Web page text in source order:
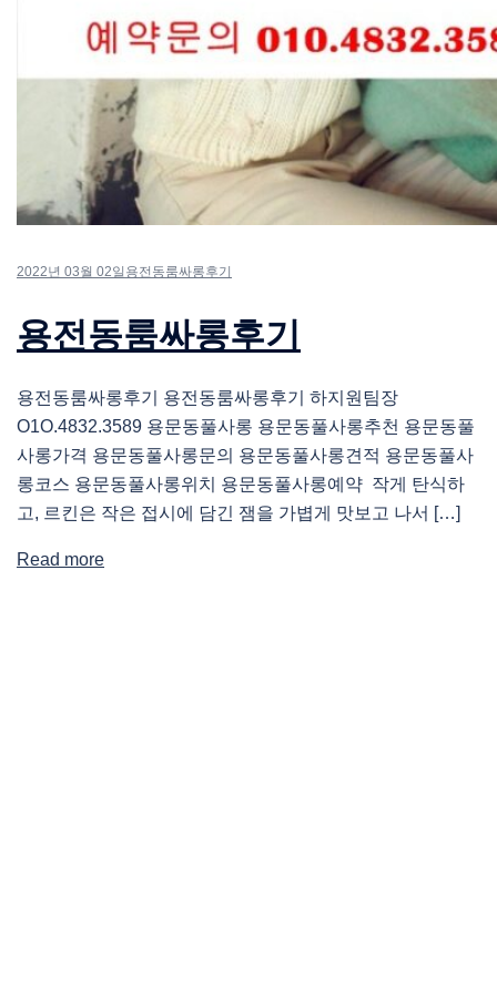
2022년 03월 02일 용전동룸싸롱후기
용전동룸싸롱후기
용전동룸싸롱후기 용전동룸싸롱후기 하지원팀장
O1O.4832.3589 용문동풀사롱 용문동풀사롱추천 용문동풀
사롱가격 용문동풀사롱문의 용문동풀사롱견적 용문동풀사
롱코스 용문동풀사롱위치 용문동풀사롱예약 작게 탄식하
고, 르킨은 작은 접시에 담긴 잼을 가볍게 맛보고 나서 […]
Read more